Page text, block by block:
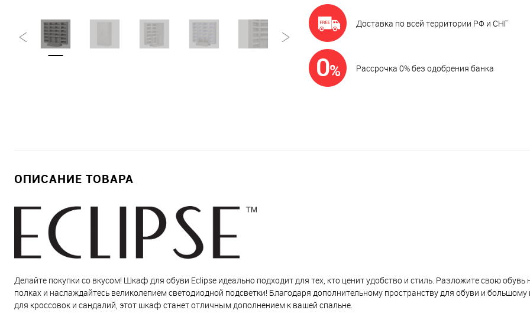
Доставка по всей территории РФ и СНГ
Рассрочка 0% без одобрения банка
ОПИСАНИЕ ТОВАРА
Делайте покупки со вкусом! Шкаф для обуви Eclipse идеально подходит для тех, кто ценит удобство и стиль. Разложите свою обувь
полках и наслаждайтесь великолепием светодиодной подсветки! Благодаря дополнительному пространству для обуви и большому
для кроссовок и сандалий, этот шкаф станет отличным дополнением к вашей спальне.